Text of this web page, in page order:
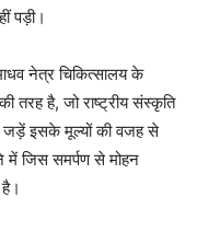
पड़ी।
नेत्र चिकित्सालय के
तरह है, जो राष्ट्रीय संस्कृति
जड़ें इसके मूल्यों की वजह से
जिस समर्पण से मोहन